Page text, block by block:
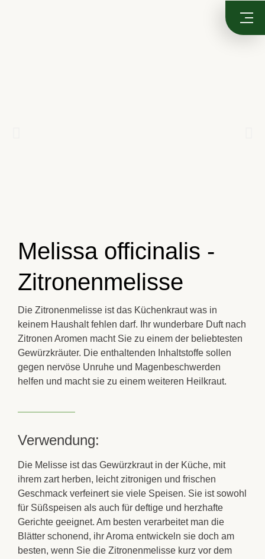
Melissa officinalis -
Zitronenmelisse
Die Zitronenmelisse ist das Küchenkraut was in
keinem Haushalt fehlen darf. Ihr wunderbare Duft nach
Zitronen Aromen macht Sie zu einem der beliebtesten
Gewürzkräuter. Die enthaltenden Inhaltstoffe sollen
gegen nervöse Unruhe und Magenbeschwerden
helfen und macht sie zu einem weiteren Heilkraut.
Verwendung:
Die Melisse ist das Gewürzkrautin der Küche, mit
ihrem zart herben, leicht zitronigen und frischen
Geschmack verfeinert sie viele Speisen. Sie ist sowohl
für Süßspeisen als auch für deftige und herzhafte
Gerichte geeignet. Am besten verarbeitet man die
Blätter schonend, ihr Aroma entwickeln sie doch am
besten, wenn Sie die Zitronenmelisse kurz vor dem